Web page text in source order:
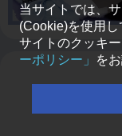
当サイトでは、
(Cookie)を使用し
サイトのクッキ
ーポリシー」
を